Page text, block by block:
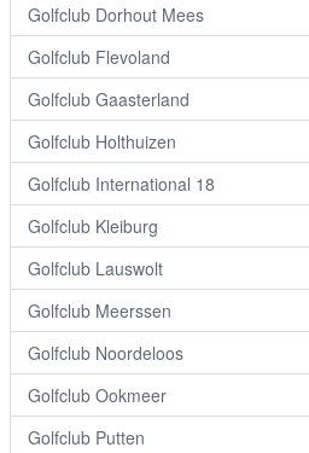
Golfclub Dorhout Mees
Golfclub Flevoland
Golfclub Gaasterland
Golfclub Holthuizen
Golfclub International 18
Golfclub Kleiburg
Golfclub Lauswolt
Golfclub Meerssen
Golfclub Noordeloos
Golfclub Ookmeer
Golfclub Putten